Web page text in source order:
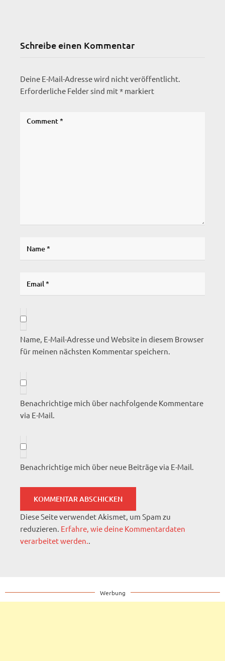
Schreibe einen Kommentar
Deine E-Mail-Adresse wird nicht veröffentlicht.
Erforderliche Felder sind mit* markiert
Name, E-Mail-Adresse und Website in diesem Browser
für meinen nächsten Kommentar speichern.
Benachrichtige mich über nachfolgende Kommentare
via E-Mail.
Benachrichtige mich über neue Beiträge via E-Mail.
Diese Seite verwendet Akismet, um Spam zu
reduzieren. Erfahre, wie deine Kommentardaten
verarbeitet werden..
Werbung